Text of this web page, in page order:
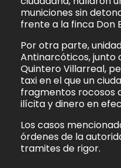
municiones sin
frente a la finca Don
Por otra parte,
Antinarcóticos, junto
Quintero Villarreal,
taxi en el que un
fragmentos rocosos
ilícita y dinero en
Los casos
órdenes de la
tramites de rigor.